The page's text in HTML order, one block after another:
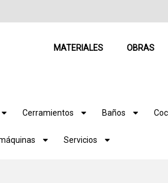
MATERIALES OBRAS
Cerramientos Baños
Servicios